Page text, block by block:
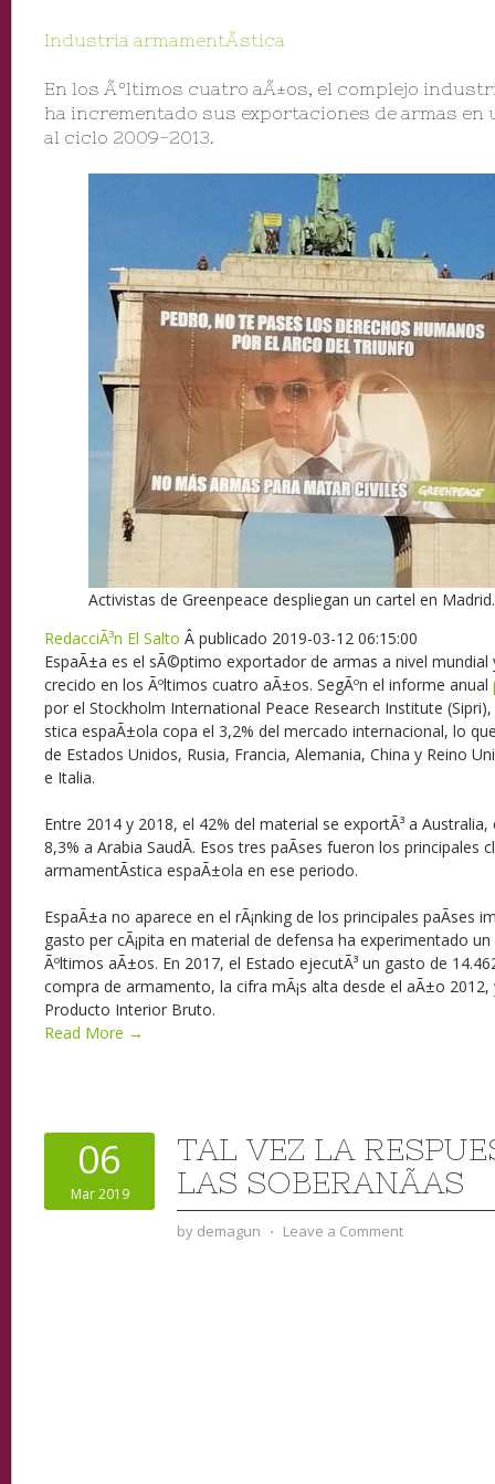
Industria armamentÃ­stica
En los Ãºltimos cuatro aÃ±os, el complejo
ha incrementado sus exportaciones de armas en
al ciclo 2009-2013.
Activistas de Greenpeace despliegan un cartel en Madrid.
RedacciÃ³n El Salto Â publicado 2019-03-12 06:15:00
EspaÃ±a es el sÃ©ptimo exportador de armas a nivel mundial
crecido en los Ãºltimos cuatro aÃ±os. SegÃºn el informe anual
por el Stockholm International Peace Research Institute
stica espaÃ±ola copa el 3,2% del mercado internacional, lo
de Estados Unidos, Rusia, Francia, Alemania, China y Reino
e Italia.
Entre 2014 y 2018, el 42% del material se exportÃ³ a
8,3% a Arabia SaudÃ­. Esos tres paÃ­ses fueron los principales
armamentÃ­stica espaÃ±ola en ese periodo.
EspaÃ±a no aparece en el rÃ¡nking de los principales paÃ­ses
gasto per cÃ¡pita en material de defensa ha experimentado
Ãºltimos aÃ±os. En 2017, el Estado ejecutÃ³ un gasto de
compra de armamento, la cifra mÃ¡s alta desde el aÃ±o
Producto Interior Bruto.
Read More →
06
Mar 2019
TAL VEZ LA
LAS SOBERANÃ­AS
by demagun ⋅ Leave a Comment